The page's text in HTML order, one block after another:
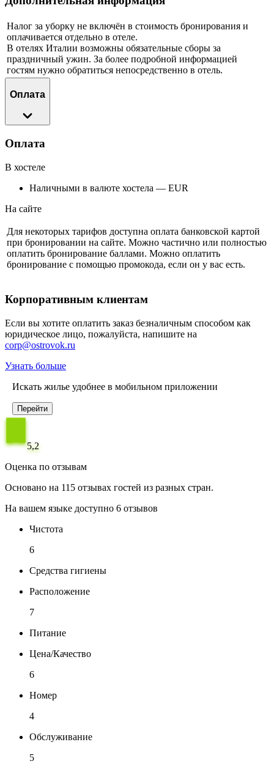
Налог за уборку не включён в стоимость бронирования и
оплачивается отдельно в отеле.
В отелях Италии возможны обязательные сборы за
праздничный ужин. За более подробной информацией
гостям нужно обратиться непосредственно в отель.
Оплата
Оплата
В хостеле
Наличными в валюте хостела — EUR
На сайте
Для некоторых тарифов доступна оплата банковской картой
при бронировании на сайте. Можно частично или полностью
оплатить бронирование баллами. Можно оплатить
бронирование с помощью промокода, если он у вас есть.
Корпоративным клиентам
Если вы хотите оплатить заказ безналичным способом как
юридическое лицо, пожалуйста, напишите на
corp@ostrovok.ru
Узнать больше
Искать жилье удобнее в мобильном приложении
Перейти
5,2
Оценка по отзывам
Основано на 115 отзывах гостей из разных стран.
На вашем языке доступно 6 отзывов
Чистота
6
Средства гигиены
Расположение
7
Питание
Цена/Качество
6
Номер
4
Обслуживание
5